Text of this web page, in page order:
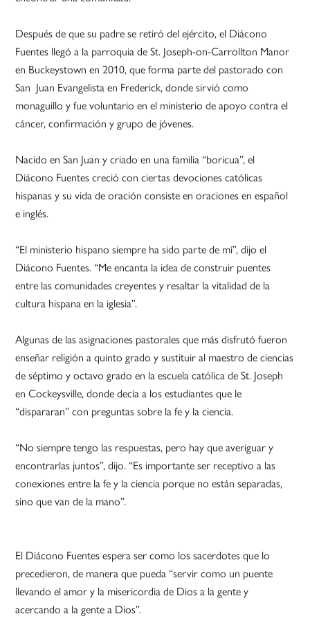
Después de que su padre se retiró del ejército, el Diácono
Fuentes llegó a la parroquia de St. Joseph-on-Carrollton Manor
en Buckeystown en 2010, que forma parte del pastorado con
San Juan Evangelista en Frederick, donde sirvió como
monaguillo y fue voluntario en el ministerio de apoyo contra el
cáncer, confirmación y grupo de jóvenes.
Nacido en San Juan y criado en una familia “boricua”, el
Diácono Fuentes creció con ciertas devociones católicas
hispanas y su vida de oración consiste en oraciones en español
e inglés.
“El ministerio hispano siempre ha sido parte de mí”, dijo el
Diácono Fuentes. “Me encanta la idea de construir puentes
entre las comunidades creyentes y resaltar la vitalidad de la
cultura hispana en la iglesia”.
Algunas de las asignaciones pastorales que más disfrutó fueron
enseñar religión a quinto grado y sustituir al maestro de ciencias
de séptimo y octavo grado en la escuela católica de St. Joseph
en Cockeysville, donde decía a los estudiantes que le
“dispararan” con preguntas sobre la fe y la ciencia.
“No siempre tengo las respuestas, pero hay que averiguar y
encontrarlas juntos”, dijo. “Es importante ser receptivo a las
conexiones entre la fe y la ciencia porque no están separadas,
sino que van de la mano”.
El Diácono Fuentes espera ser como los sacerdotes que lo
precedieron, de manera que pueda “servir como un puente
llevando el amor y la misericordia de Dios a la gente y
acercando a la gente a Dios”.